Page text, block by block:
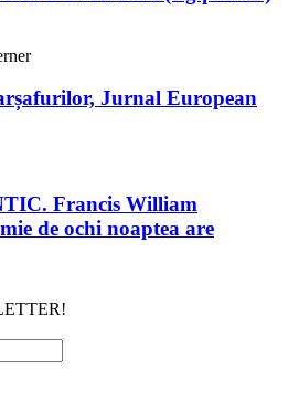
Jurnal European
Francis William
de ochi noaptea are